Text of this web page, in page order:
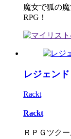
魔女で狐の
RPG！
レジェン
Rackt
Rackt
ＲＰＧツク